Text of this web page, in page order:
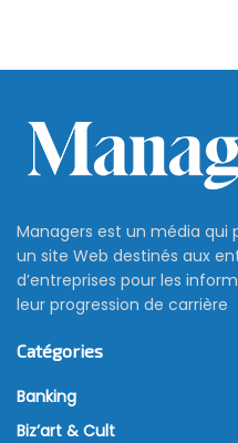
Managers est un média qui
un site Web destinés aux
d’entreprises pour les
leur progression de carrière
Catégories
Banking
Biz’art & Cult